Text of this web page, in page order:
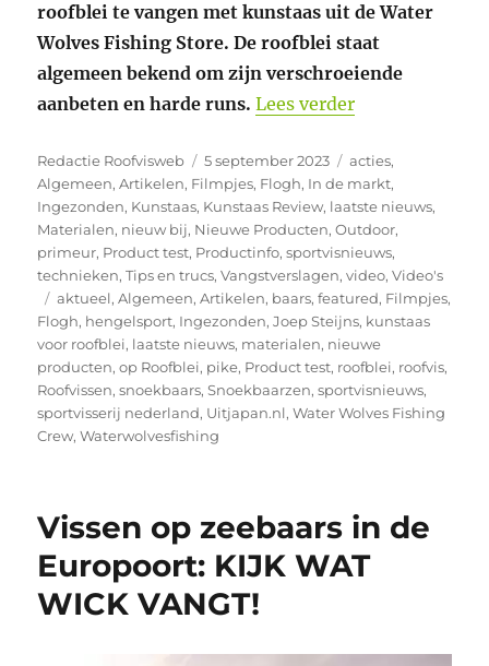
roofblei te vangen met kunstaas uit de Water
Wolves Fishing Store. De roofblei staat
algemeen bekend om zijn verschroeiende
aanbeten en harde runs. Lees verder“Vissen op
Auteur
Redactie Roofvisweb
Geplaatst
op
5 september 2023 Categorieën
acties,
Algemeen,Artikelen, Filmpjes, Flogh, In de markt,
Ingezonden, Kunstaas, Kunstaas Review, laatste nieuws,
Materialen, nieuw bij, Nieuwe Producten,Outdoor,
primeur, Product test, Productinfo,sportvisnieuws,
technieken,Tips en trucs,Vangstverslagen,video,Video's
Tags
aktueel,Algemeen,Artikelen, baars,featured, Filmpjes,
Flogh, hengelsport, Ingezonden,Joep Steijns, kunstaas
voor roofblei, laatste nieuws, materialen, nieuwe
producten,op Roofblei, pike, Product test, roofblei, roofvis,
Roofvissen,snoekbaars,Snoekbaarzen,sportvisnieuws,
sportvisserij nederland, Uitjapan.nl,Water Wolves Fishing
Crew,Waterwolvesfishing
Vissen op zeebaars in de
Europoort: KIJK WAT
WICK VANGT!